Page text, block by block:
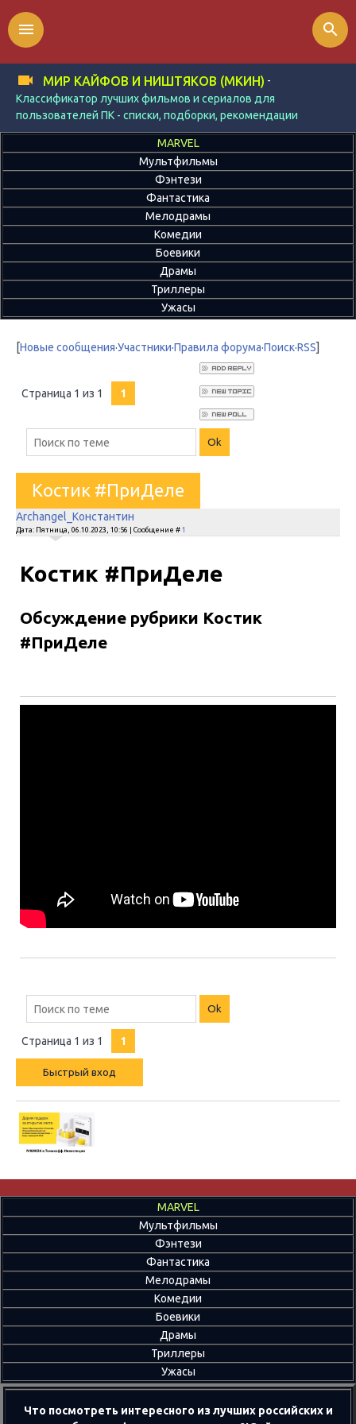
МИР КАЙФОВ И НИШТЯКОВ (МКИН) -
Классификатор лучших фильмов и сериалов для
пользователей ПК - списки, подборки, рекомендации
menu search
MARVEL
Мультфильмы
Фэнтези
Фантастика
Мелодрамы
Комедии
Боевики
Драмы
Триллеры
Ужасы
[Новые сообщения·Участники·Правила форума·Поиск·RSS]
Страница 1 из 1 1
Костик #ПриДеле
Archangel_Константин
Дата: Пятница, 06.10.2023, 10:56 | Сообщение # 1
Костик #ПриДеле
Обсуждение рубрики Костик
#ПриДеле
Страница 1 из 1 1
MARVEL
Мультфильмы
Фэнтези
Фантастика
Мелодрамы
Комедии
Боевики
Драмы
Триллеры
Ужасы
Что посмотреть интересного из лучших российских и